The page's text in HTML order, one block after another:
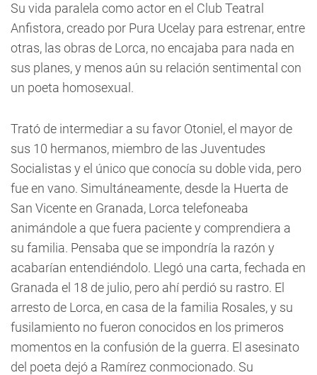
Su vida paralela como actor en el Club Teatral
Anfistora, creado por Pura Ucelay para estrenar, entre
otras, las obras de Lorca, no encajaba para nada en
sus planes, y menos aún su relación sentimental con
un poeta homosexual.
Trató de intermediar a su favor Otoniel, el mayor de
sus 10 hermanos, miembro de las Juventudes
Socialistas y el único que conocía su doble vida, pero
fue en vano. Simultáneamente, desde la Huerta de
San Vicente en Granada, Lorca telefoneaba
animándole a que fuera paciente y comprendiera a
su familia. Pensaba que se impondría la razón y
acabarían entendiéndolo. Llegó una carta, fechada en
Granada el 18 de julio, pero ahí perdió su rastro. El
arresto de Lorca, en casa de la familia Rosales, y su
fusilamiento no fueron conocidos en los primeros
momentos en la confusión de la guerra. El asesinato
del poeta dejó a Ramírez conmocionado. Su